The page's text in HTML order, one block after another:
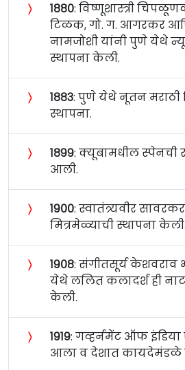
〉 १८८०: विष्णूशास्त्री
टिळक, गो. ग. आगरकर
नामजोशी यांनी पुणे येथे
स्थापना केली.
〉 १८८३: पुणे येथे नूतन मराठी
स्थापना.
〉 १८९९: क्यूबामधील स्पेनची
आली.
〉 १९००: स्वातंत्र्यवीर
मित्रमेळ्याची स्थापना केली.
〉 १९०८: संगीतसूर्य केशवराव
येथे ललित कलादर्श ही
केली.
〉 १९१९: गव्हर्नमेंट ऑफ
आला व देशात कायदेमंडळे